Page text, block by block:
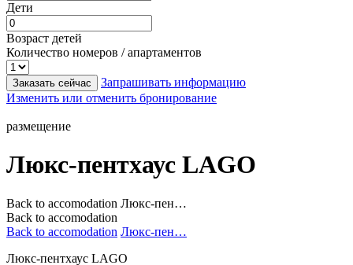
Дети
Возраст детей
Количество номеров / апартаментов
Заказать сейчас
Запрашивать информацию
Изменить или отменить бронирование
размещение
Люкс-пентхаус LAGO
Back to accomodation Люкс-пен…
Back to accomodation
Back to accomodation Люкс-пен…
Люкс-пентхаус LAGO